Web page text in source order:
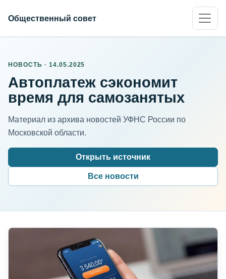
Общественный совет
НОВОСТЬ · 14.05.2025
Автоплатеж сэкономит
время для самозанятых
Материал из архива новостей УФНС России по
Московской области.
Открыть источник
Все новости